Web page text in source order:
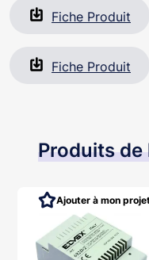
Fiche Produit
Fiche Produit
Produits de
Ajouter à mon